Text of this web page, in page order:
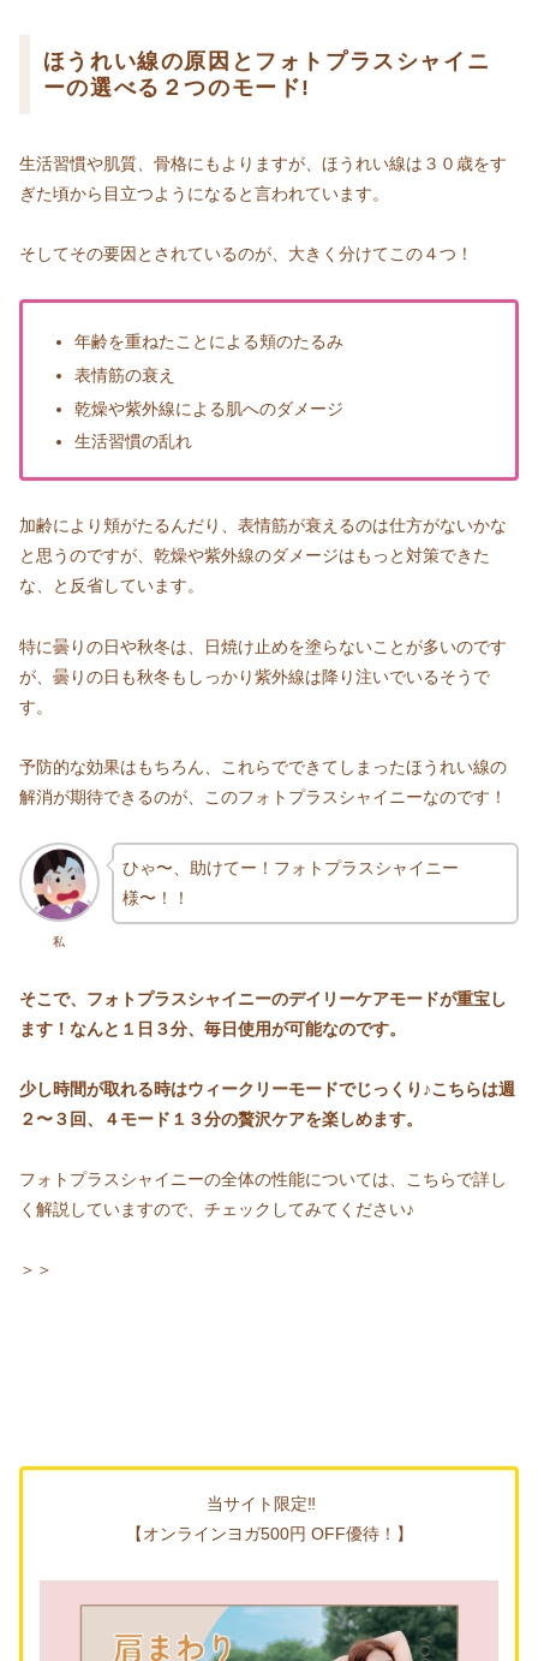
ほうれい線の原因とフォトプラスシャイニ
ーの選べる２つのモード!
生活習慣や肌質、骨格にもよりますが、ほうれい線は３０歳をす
ぎた頃から目立つようになると言われています。
そしてその要因とされているのが、大きく分けてこの４つ！
年齢を重ねたことによる頬のたるみ
表情筋の衰え
乾燥や紫外線による肌へのダメージ
生活習慣の乱れ
加齢により頬がたるんだり、表情筋が衰えるのは仕方がないかな
と思うのですが、乾燥や紫外線のダメージはもっと対策できた
な、と反省しています。
特に曇りの日や秋冬は、日焼け止めを塗らないことが多いのです
が、曇りの日も秋冬もしっかり紫外線は降り注いでいるそうで
す。
予防的な効果はもちろん、これらでできてしまったほうれい線の
解消が期待できるのが、このフォトプラスシャイニーなのです！
私
ひゃ〜、助けてー！フォトプラスシャイニー
様〜！！
そこで、フォトプラスシャイニーのデイリーケアモードが重宝し
ます！なんと１日３分、毎日使用が可能なのです。
少し時間が取れる時はウィークリーモードでじっくり♪こちらは週
２〜３回、４モード１３分の贅沢ケアを楽しめます。
フォトプラスシャイニーの全体の性能については、こちらで詳し
く解説していますので、チェックしてみてください♪
＞＞
当サイト限定‼
【オンラインヨガ500円 OFF優待！】